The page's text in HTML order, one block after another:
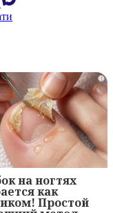
i
на ногтях
как
Простой